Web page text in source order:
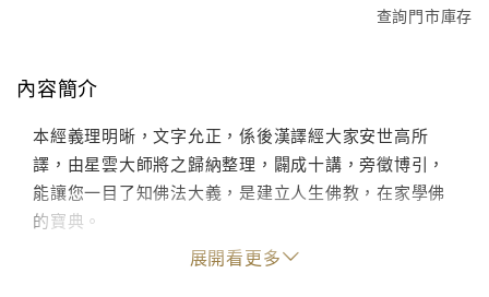
查詢門市庫存
內容簡介
本經義理明晰，文字允正，係後漢譯經大家安世高所
譯，由星雲大師將之歸納整理，闢成十講，旁徵博引，
能讓您一目了知佛法大義，是建立人生佛教，在家學佛
的寶典。
展開看更多